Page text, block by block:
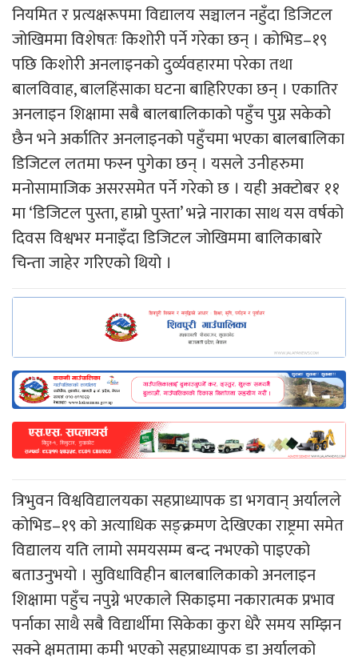
नियमित र प्रत्यक्षरूपमा विद्यालय सञ्चालन नहुँदा डिजिटल
जोखिममा विशेषतः किशोरी पर्ने गरेका छन् । कोभिड–१९
पछि किशोरी अनलाइनको दुर्व्यवहारमा परेका तथा
बालविवाह, बालहिंसाका घटना बाहिरिएका छन् । एकातिर
अनलाइन शिक्षामा सबै बालबालिकाको पहुँच पुग्न सकेको
छैन भने अर्कातिर अनलाइनको पहुँचमा भएका बालबालिका
डिजिटल लतमा फस्न पुगेका छन् । यसले उनीहरुमा
मनोसामाजिक असरसमेत पर्ने गरेको छ । यही अक्टोबर ११
मा ‘डिजिटल पुस्ता, हाम्रो पुस्ता’ भन्ने नाराका साथ यस वर्षको
दिवस विश्वभर मनाइँदा डिजिटल जोखिममा बालिकाबारे
चिन्ता जाहेर गरिएको थियो ।
त्रिभुवन विश्वविद्यालयका सहप्राध्यापक डा भगवान् अर्यालले
कोभिड–१९ को अत्याधिक सङ्क्रमण देखिएका राष्ट्रमा समेत
विद्यालय यति लामो समयसम्म बन्द नभएको पाइएको
बताउनुभयो । सुविधाविहीन बालबालिकाको अनलाइन
शिक्षामा पहुँच नपुग्ने भएकाले सिकाइमा नकारात्मक प्रभाव
पर्नाका साथै सबै विद्यार्थीमा सिकेका कुरा धेरै समय सम्झिन
सक्ने क्षमतामा कमी भएको सहप्राध्यापक डा अर्यालको